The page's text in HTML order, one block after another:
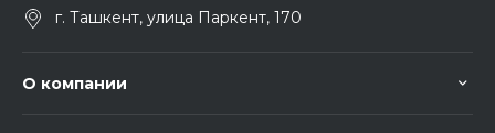
г. Ташкент, улица Паркент, 170
О компании